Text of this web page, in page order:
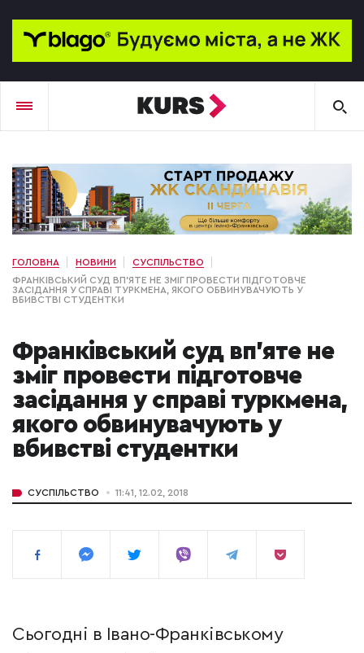
ГОЛОВНА НОВИНИ
СУСПІЛЬСТВО
ФРАНКІВСЬКИЙ СУД ВП'ЯТЕ НЕ ЗМІГ ПРОВЕСТИ ПІДГОТОВЧЕ
ЗАСІДАННЯ У СПРАВІ ТУРКМЕНА, ЯКОГО ОБВИНУВАЧУЮТЬ У
ВБИВСТВІ СТУДЕНТКИ
Франківський суд вп'яте не
зміг провести підготовче
засідання у справі туркмена,
якого обвинувачують у
вбивстві студентки
СУСПІЛЬСТВО 11:41, 12.02, 2018
Сьогодні в Івано-Франківському